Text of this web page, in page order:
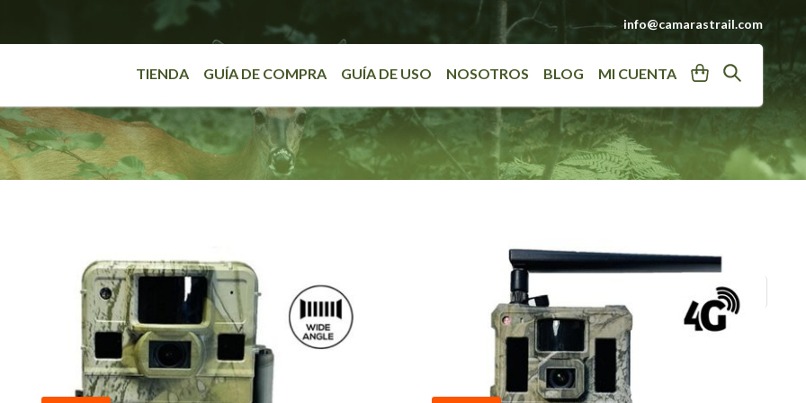
info@camarastrail.com
TIENDA GUÍA DE COMPRA GUÍA DE USO NOSOTROS BLOG MI CUENTA
User
Search